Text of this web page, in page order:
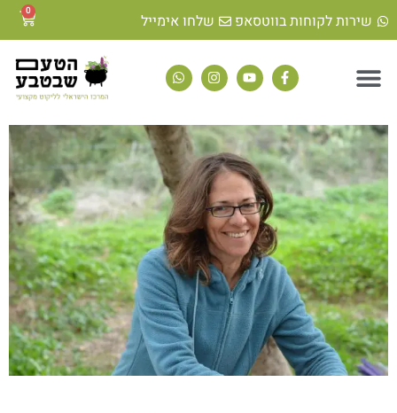
שירות לקוחות בווטסאפ שלחו אימייל 0